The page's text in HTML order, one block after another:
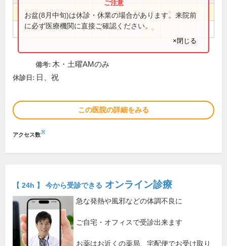
9:00～13:00 ● ● ● ● ●
15:00～18:00 ● ● ●
お盆(8月中旬)は休診・休業の場合があります。来院前
に必ず医療機関に直接ご確認ください。
×閉じる
備考: 木・土曜AMのみ
休診日: 日、祝
この医院の詳細をみる
アクセス数※
【 24h 】 今から受診できる オンライン診療
急な発熱や風邪などの体調不良に
ご自宅・オフィスで受診出来ます
お薬はお近くの薬局、宅配便でお受け取り